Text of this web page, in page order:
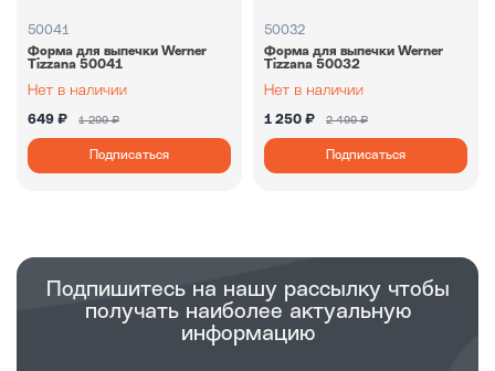
50041
Форма для выпечки Werner
Tizzana 50041
649 ₽ 1 299 ₽
Подписаться
50032
Форма для выпечки Werner
Tizzana 50032
1 250 ₽ 2 499 ₽
Подписаться
Подпишитесь на нашу рассылку чтобы
получать наиболее актуальную
информацию